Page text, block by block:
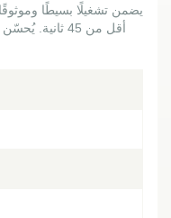
يضمن تشغيلًا بسيطًا
أقل من 45